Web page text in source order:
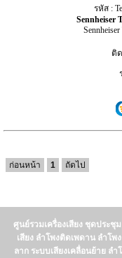
รหัส :
Sennheiser
ติ
ก่อนหน้า 1 ถัดไป
ศูนย์รวมเครื่องเสียง ชุดประ
เสียง ลำโพงติดเพดาน ลำโพ
ลาก ระบบเสียงเคลื่อนย้าย ล